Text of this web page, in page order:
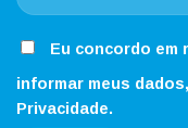
Eu concordo em
informar meus
Privacidade.